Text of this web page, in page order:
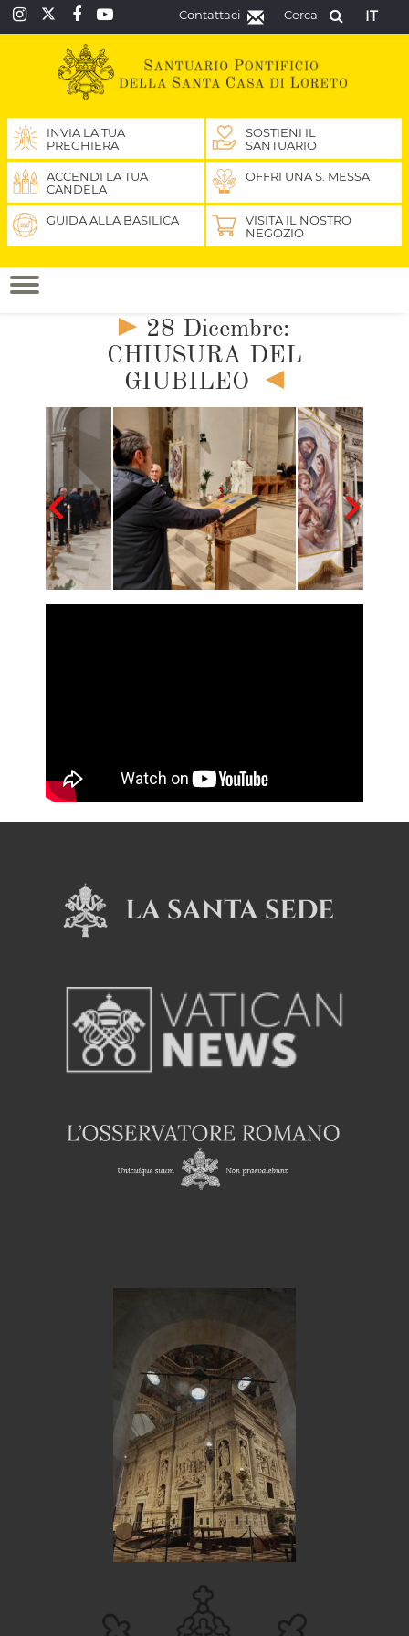
IT
Cerca
Contattaci
INVIA LA TUA
PREGHIERA
SOSTIENI IL
SANTUARIO
ACCENDI LA TUA
CANDELA
OFFRI UNA S. MESSA
GUIDA ALLA BASILICA
VISITA IL NOSTRO
NEGOZIO
28 Dicembre:
CHIUSURA DEL
GIUBILEO